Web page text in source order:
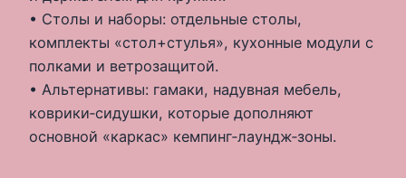
• Столы и наборы: отдельные столы,
комплекты «стол+стулья», кухонные модули с
полками и ветрозащитой.
• Альтернативы: гамаки, надувная мебель,
коврики‑сидушки, которые дополняют
основной «каркас» кемпинг‑лаундж‑зоны.